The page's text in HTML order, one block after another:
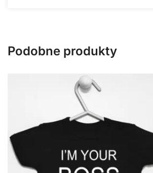
Podobne produkty